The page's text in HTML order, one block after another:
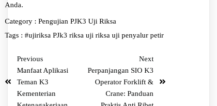
Anda.
Category : Pengujian PJK3 Uji Riksa
Tags : #ujiriksa PJk3 riksa uji riksa uji penyalur petir
Previous
Manfaat Aplikasi
Teman K3
Kementerian
Next
Perpanjangan SIO K3
Operator Forklift &
Crane: Panduan